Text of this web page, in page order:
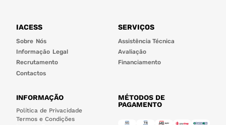
IACESS
Sobre Nós
Informação Legal
Recrutamento
Contactos
SERVIÇOS
Assistência Técnica
Avaliação
Financiamento
INFORMAÇÃO
Política de Privacidade
Termos e Condições
MÉTODOS DE
PAGAMENTO